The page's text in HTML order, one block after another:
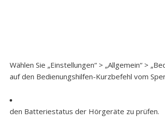
Wählen Sie „Einstellungen“ > „Allgemein“ >
auf den Bedienungshilfen-Kurzbefehl vom
den Batteriestatus der Hörgeräte zu prüfen.